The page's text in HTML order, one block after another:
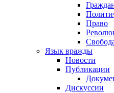
Право
Язык вражды
Новости
Публикации
Дискуссии